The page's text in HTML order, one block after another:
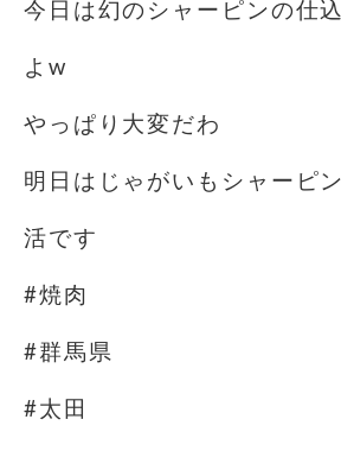
今日は幻のシャーピンの仕
よw
やっぱり大変だわ
明日はじゃがいもシャーピ
活です
#焼肉
#群馬県
#太田